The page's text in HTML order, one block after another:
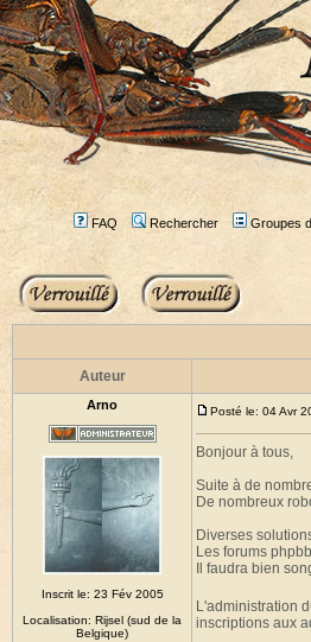
FAQ Rechercher Groupes
Auteur
Arno
Inscrit le: 23 Fév 2005
Localisation: Rijsel (sud de la
Belgique)
Posté le: 04 Avr
Bonjour à tous,
Suite à de
De nombreux
Diverses
Les forums
Il faudra bien
L'administration
inscriptions aux